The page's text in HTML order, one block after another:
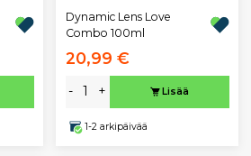
Dynamic Lens Love
Combo 100ml
20,99 €
- + Lisää
1-2 arkipäivää